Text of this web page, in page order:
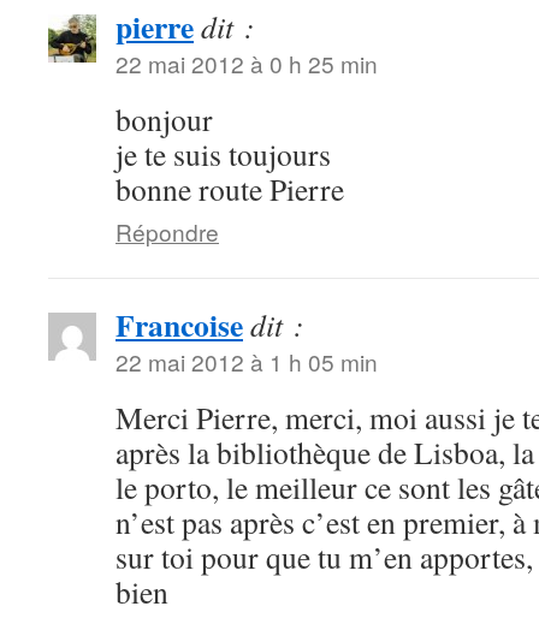
pierredit :
22 mai 2012 à 0 h 25 min
bonjour
je te suis toujours
bonne route Pierre
Répondre
Francoisedit :
22 mai 2012 à 1 h 05 min
Merci Pierre, merci, moi aussi je
après la bibliothèque de Lisboa,
le porto, le meilleur ce sont les
n’est pas après c’est en premier,
sur toi pour que tu m’en
bien